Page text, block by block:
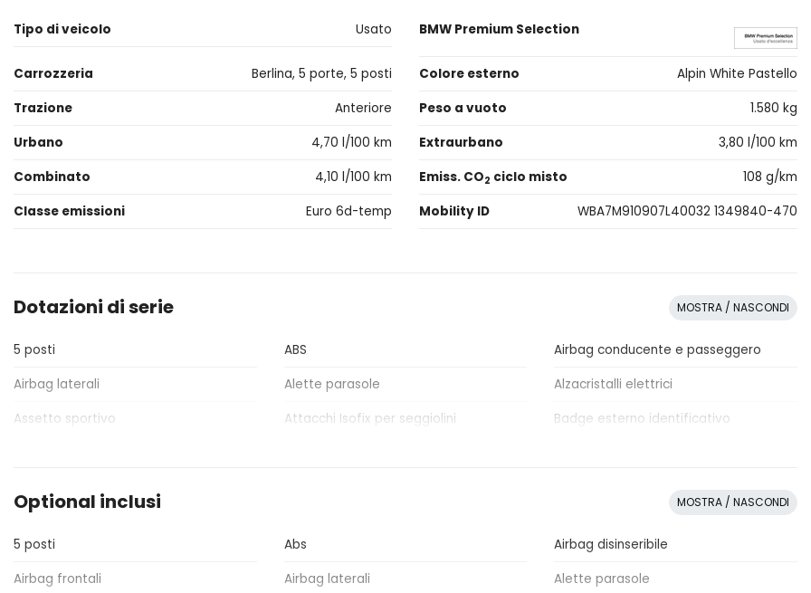
Tipo di veicolo Usato BMW Premium Selection
Carrozzeria Berlina, 5 porte, 5 posti Colore esterno
Alpin White Pastello
Trazione
Anteriore Peso a vuoto
1.580 kg
Urbano
4,70 l/100 km Extraurbano
3,80 l/100 km
Combinato
4,10 l/100 km Emiss. CO2 ciclo misto
108 g/km
Classe emissioni
Euro 6d-temp Mobility ID WBA7M910907L40032 1349840-470
Dotazioni di serie MOSTRA / NASCONDI
5 posti ABS
Airbag conducente e passeggero
Airbag laterali
Alette parasole
Alzacristalli elettrici
Assetto sportivo
Attacchi Isofix per seggiolini
Badge esterno identificativo
elettronico
Fari a led
Fari con accensione automatica Fendinebbia anteriori
Optional inclusi MOSTRA / NASCONDI
5 posti Abs
Airbag disinseribile
Airbag frontali
Airbag laterali Alette parasole